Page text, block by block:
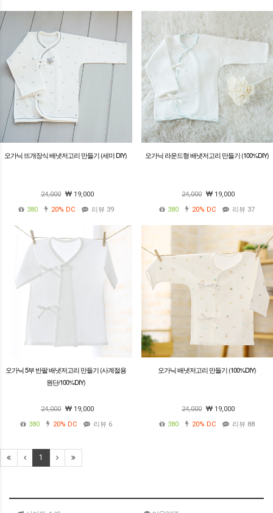
오가닉 뜨개장식 배냇저고리 만들기 (세미 DIY)
24,000
19,000
380
20% DC 리뷰 39
오가닉 라운드형 배냇저고리 만들기 (100%DIY)
24,000
19,000
380
20% DC 리뷰 37
오가닉 5부 반팔 배냇저고리 만들기 (사계절용
원단/100%DIY)
24,000
19,000
380
20% DC 리뷰 6
오가닉 배냇저고리 만들기 (100%DIY)
24,000
19,000
380
20% DC 리뷰 88
1